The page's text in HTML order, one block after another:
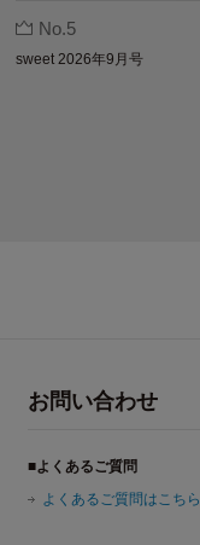
No.5
sweet 2026年9月号
お問い合わせ
■よくあるご質問
よくあるご質問はこちら